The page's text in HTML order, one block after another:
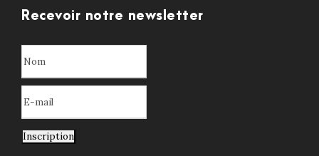
Recevoir notre newsletter
Inscription